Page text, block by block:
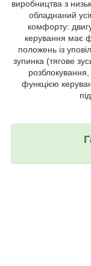
виробництва з
обладнаний
комфорту:
керування має
положень із
зупинка (тягове
функцією